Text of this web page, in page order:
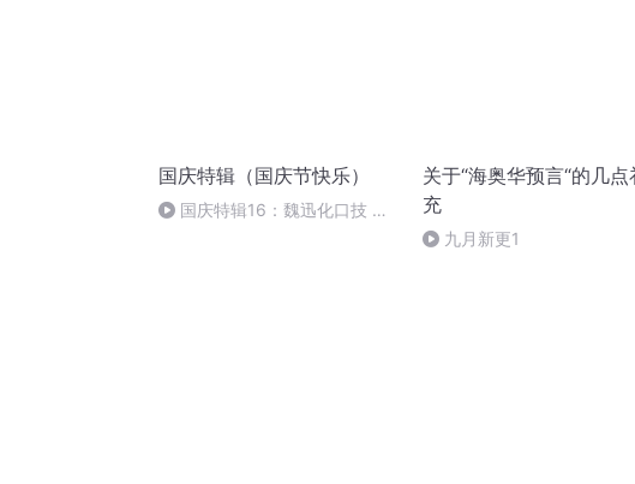
国庆特辑（国庆节快乐）
国庆特辑16：魏迅化口技 二
关于“海奥华预言“的几点
充
九月新更1